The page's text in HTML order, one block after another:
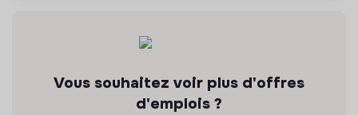
Vous souhaitez voir plus d'offres
d'emplois ?